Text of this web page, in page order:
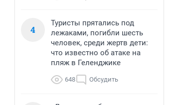
4
Туристы прятались под
лежаками, погибли шесть
человек, среди жертв дети:
что известно об атаке на
пляж в Геленджике
648 Обсудить